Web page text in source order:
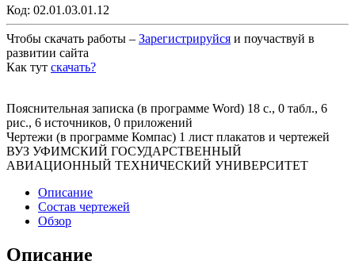
Код: 02.01.03.01.12
Чтобы скачать работы – Зарегистрируйся и поучаствуй в
развитии сайта
Как тут скачать?
Пояснительная записка (в программе Word) 18 с., 0 табл., 6
рис., 6 источников, 0 приложений
Чертежи (в программе Компас) 1 лист плакатов и чертежей
ВУЗ УФИМСКИЙ ГОСУДАРСТВЕННЫЙ
АВИАЦИОННЫЙ ТЕХНИЧЕСКИЙ УНИВЕРСИТЕТ
Описание
Состав чертежей
Обзор
Описание